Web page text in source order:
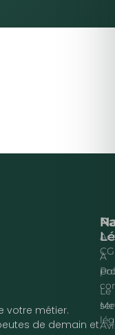
votre métier.
de demain et
À
Le